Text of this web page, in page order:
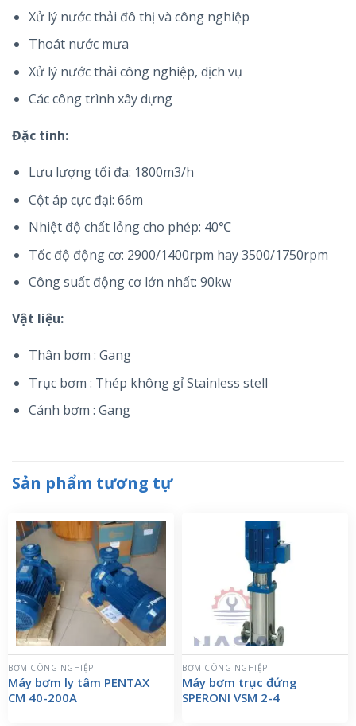
Xử lý nước thải đô thị và công nghiệp
Thoát nước mưa
Xử lý nước thải công nghiệp, dịch vụ
Các công trình xây dựng
Đặc tính:
Lưu lượng tối đa: 1800m3/h
Cột áp cực đại: 66m
Nhiệt độ chất lỏng cho phép: 40℃
Tốc độ động cơ: 2900/1400rpm hay 3500/1750rpm
Công suất động cơ lớn nhất: 90kw
Vật liệu:
Thân bơm : Gang
Trục bơm : Thép không gỉ Stainless stell
Cánh bơm : Gang
Sản phẩm tương tự
BƠM CÔNG NGHIỆP
Máy bơm ly tâm PENTAX
CM 40-200A
BƠM CÔNG NGHIỆP
Máy bơm trục đứng
SPERONI VSM 2-4